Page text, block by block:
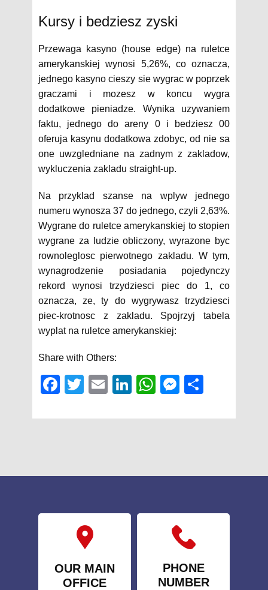
Kursy i bedziesz zyski
Przewaga kasyno (house edge) na ruletce
amerykanskiej wynosi 5,26%, co oznacza,
jednego kasyno cieszy sie wygrac w poprzek
graczami i mozesz w koncu wygra
dodatkowe pieniadze. Wynika uzywaniem
faktu, jednego do areny 0 i bedziesz 00
oferuja kasynu dodatkowa zdobyc, od nie sa
one uwzgledniane na zadnym z zakladow,
wykluczenia zakladu straight-up.
Na przyklad szanse na wplyw jednego
numeru wynosza 37 do jednego, czyli 2,63%.
Wygrane do ruletce amerykanskiej to stopien
wygrane za ludzie obliczony, wyrazone byc
rownoleglosc pierwotnego zakladu. W tym,
wynagrodzenie posiadania pojedynczy
rekord wynosi trzydziesci piec do 1, co
oznacza, ze, ty do wygrywasz trzydziesci
piec-krotnosc z zakladu. Spojrzyj tabela
wyplat na ruletce amerykanskiej:
Share with Others:
Fac
Twit
Em
Link
Wh
Mes
OUR MAIN
OFFICE
PHONE
NUMBER